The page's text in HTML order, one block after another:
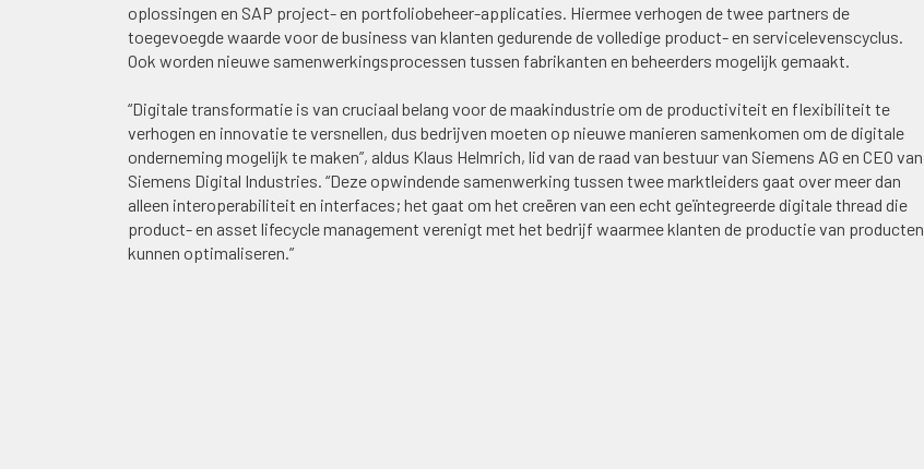
oplossingen en SAP project- en portfoliobeheer-applicaties. Hiermee verhogen de twee partners de
toegevoegde waarde voor de business van klanten gedurende de volledige product- en servicelevenscyclus.
Ook worden nieuwe samenwerkingsprocessen tussen fabrikanten en beheerders mogelijk gemaakt.
“Digitale transformatie is van cruciaal belang voor de maakindustrie om de productiviteit en flexibiliteit te
verhogen en innovatie te versnellen, dus bedrijven moeten op nieuwe manieren samenkomen om de digitale
onderneming mogelijk te maken”, aldus Klaus Helmrich, lid van de raad van bestuur van Siemens AG en CEO van
Siemens Digital Industries. “Deze opwindende samenwerking tussen twee marktleiders gaat over meer dan
alleen interoperabiliteit en interfaces; het gaat om het creëren van een echt geïntegreerde digitale thread die
product- en asset lifecycle management verenigt met het bedrijf waarmee klanten de productie van producten
kunnen optimaliseren.”